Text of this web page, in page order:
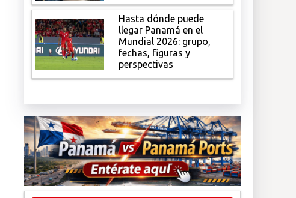
Hasta dónde puede
llegar Panamá en el
Mundial 2026: grupo,
fechas, figuras y
perspectivas